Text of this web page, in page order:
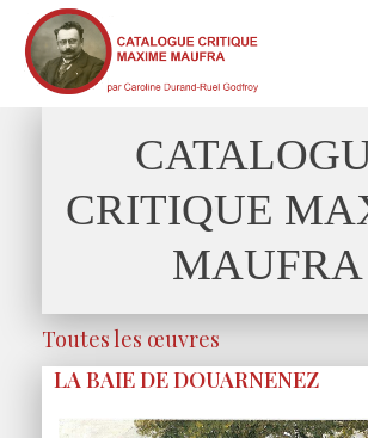
CRITIQUE
MAUFRA
Toutes les œuvres
LA BAIE DE DOUARNENEZ